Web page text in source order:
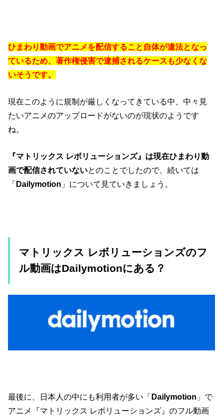
ひまわり動画でアニメを配信すること自体が違法となっ
ているため、著作権侵害で逮捕されるケースも少なくな
いそうです。
現在このように規制が厳しくなってきている中、中々見
たいアニメのアップロードがないのが現状のようです
ね。
『マトリックス レボリューションズ』は現在ひまわり動
画で配信されていないとのことでしたので、続いては
「Dailymotion 」について見ていきましょう。
マトリックス レボリューションズのフ
ル動画はDailymotionにある？
最後に、日本人の中にも利用者が多い「Dailymotion 」で
アニメ『マトリックス レボリューションズ』のフル動画